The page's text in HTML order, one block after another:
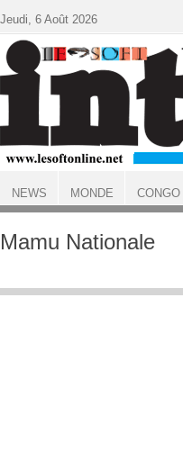
ACCUEIL
Mamu Nationale
Jeudi, 6 Août 2026
NEWS MONDE CONGO